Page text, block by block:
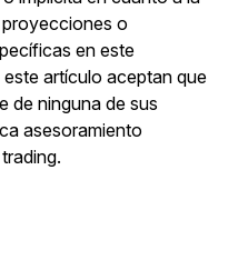
o
en este
artículo aceptan que
de ninguna de sus
asesoramiento